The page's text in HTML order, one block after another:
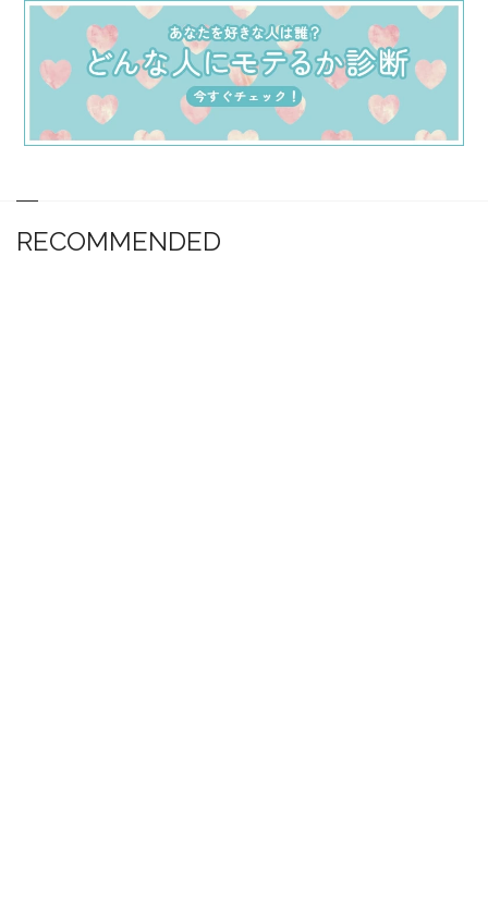
RECOMMENDED